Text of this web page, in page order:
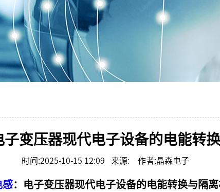
贴片功率电感
一体成型电感
开关插座
变压器现代电子设备的电能转
时间:2025-10-15 12:09 来源: 作者:晶森电子
：电子变压器现代电子设备的电能转换与隔